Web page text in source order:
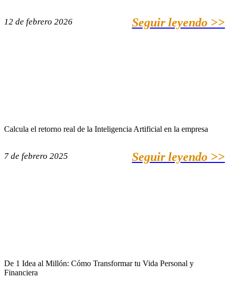
12 de febrero 2026 Seguir leyendo >>
Calcula el retorno real de la Inteligencia Artificial en la empresa
7 de febrero 2025 Seguir leyendo >>
De 1 Idea al Millón: Cómo Transformar tu Vida Personal y
Financiera